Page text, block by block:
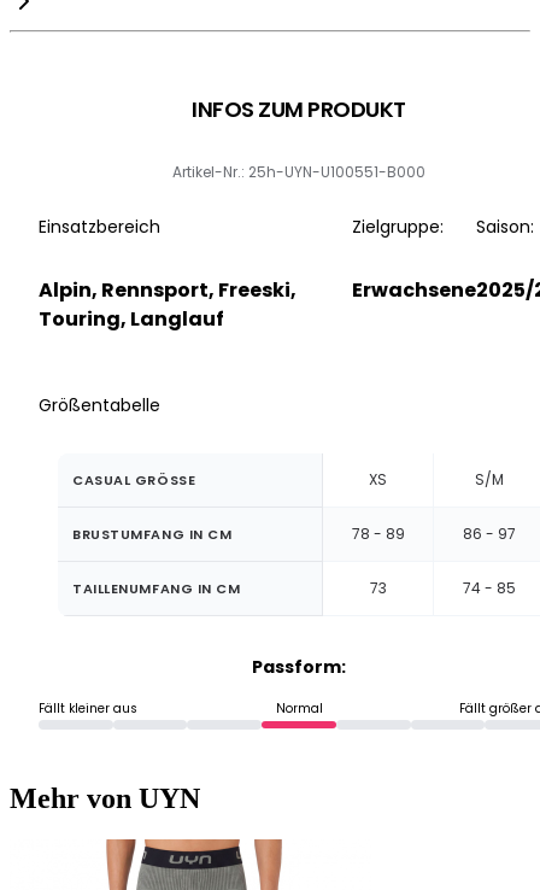
INFOS ZUM PRODUKT
Artikel-Nr.: 25h-UYN-U100551-B000
Einsatzbereich
Alpin, Rennsport, Freeski,
Touring, Langlauf
Zielgruppe:
Erwachsene
Saison:
2025/
Größentabelle
CASUAL GRÖSSE XS S/M
BRUSTUMFANG IN CM 78 - 89 86 - 97
TAILLENUMFANG IN CM 73 74 - 85
Passform:
Fällt kleiner aus Normal Fällt größer
Mehr von UYN